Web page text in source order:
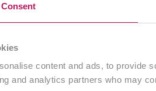
Consent
content and ads, to provide
and analytics partners who may